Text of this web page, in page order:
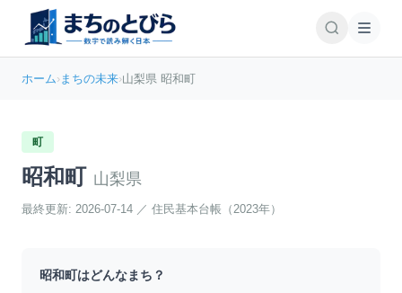
ホーム›まちの未来›山梨県 昭和町
町
昭和町 山梨県
最終更新: 2026-07-14 ／ 住民基本台帳（2023年）
昭和町はどんなまち？